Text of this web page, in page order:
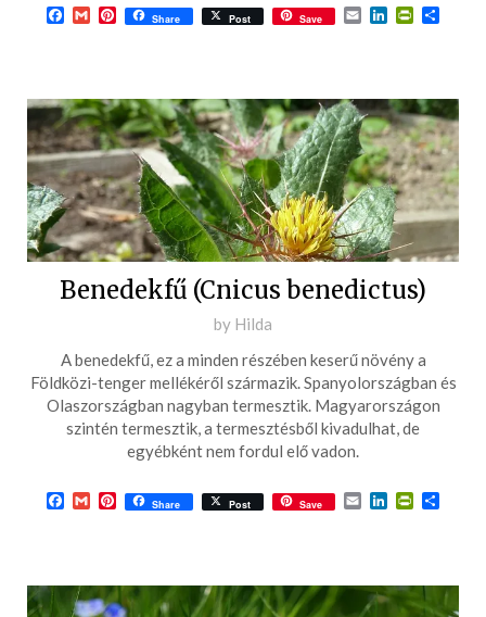
Facebook
GmailPinterest
Share Post Save EmailLinkedIn
Benedekfű (Cnicus benedictus)
Posted
on
2017-
04-
30
by Hilda
A benedekfű, ez a minden részében keserű növény a
Földközi-tenger mellékéről származik. Spanyolországban és
Olaszországban nagyban termesztik. Magyarországon
szintén termesztik, a termesztésből kivadulhat, de
egyébként nem fordul elő vadon.
Facebook
GmailPinterest
Share Post Save EmailLinkedIn